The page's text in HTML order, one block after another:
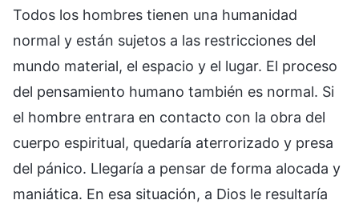
Todos los hombres tienen una humanidad
normal y están sujetos a las restricciones del
mundo material, el espacio y el lugar. El proceso
del pensamiento humano también es normal. Si
el hombre entrara en contacto con la obra del
cuerpo espiritual, quedaría aterrorizado y presa
del pánico. Llegaría a pensar de forma alocada y
maniática. En esa situación, a Dios le resultaría